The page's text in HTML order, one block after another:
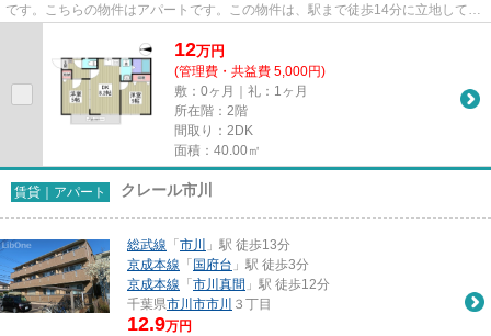
です。こちらの物件はアパートです。この物件は、駅まで徒歩14分に立地してい
12万円
(管理費・共益費 5,000円)
敷：0ヶ月｜礼：1ヶ月
所在階：2階
間取り：2DK
面積：40.00㎡
賃貸｜アパート クレール市川
総武線 「 市川
」駅 徒歩13分
京成本線 「 国府台 」駅 徒歩3分
京成本線 「 市川真間 」駅 徒歩12分
千葉県市川市市川 ３丁目
12.9万円